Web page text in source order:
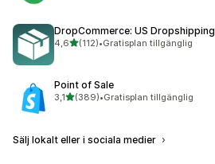
DropCommerce: US Dropshipping
4,6av 5 stjärnor
(112)
112 recensioner totalt
•Gratisplan tillgänglig
Point of Sale
3,1av 5 stjärnor
(389)
389 recensioner totalt
•Gratisplan tillgänglig
Sälj lokalt eller i sociala medier